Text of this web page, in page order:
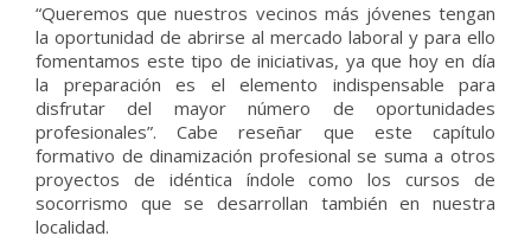
“Queremos que nuestros vecinos más jóvenes tengan
la oportunidad de abrirse al mercado laboral y para ello
fomentamos este tipo de iniciativas, ya que hoy en día
la preparación es el elemento indispensable para
disfrutar del mayor número de oportunidades
profesionales”. Cabe reseñar que este capítulo
formativo de dinamización profesional se suma a otros
proyectos de idéntica índole como los cursos de
socorrismo que se desarrollan también en nuestra
localidad.